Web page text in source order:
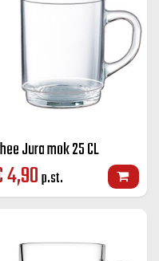
Jura mok 25 CL
4,90p.st.